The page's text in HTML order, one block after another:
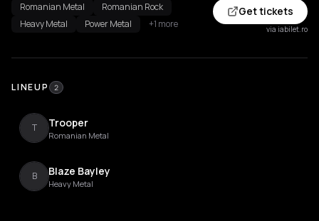
Romanian Metal
Romanian Rock
Heavy Metal
Power Metal +1 more
Get tickets
via iabilet.ro
LINEUP 2
T Trooper
Romanian Metal
B Blaze Bayley
Heavy Metal